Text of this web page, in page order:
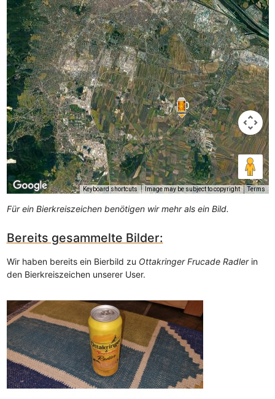
Keyboard shortcuts Image may be subject to copyright Terms
Für ein Bierkreiszeichen benötigen wir mehr als ein Bild.
Bereits gesammelte Bilder:
Wir haben bereits ein Bierbild zu Ottakringer Frucade Radlerin
den Bierkreiszeichen unserer User.